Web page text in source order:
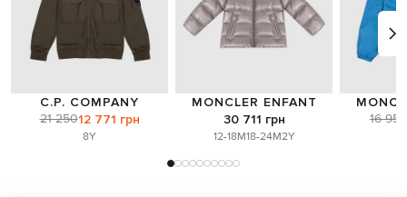
C.P. COMPANY
21 25012 771 грн
8Y
MONCLER ENFANT
30 711 грн
12-18M18-24M2Y
16 959